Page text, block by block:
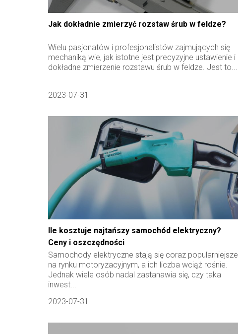
Jak dokładnie zmierzyć rozstaw śrub w feldze?
Wielu pasjonatów i profesjonalistów zajmujących się
mechaniką wie, jak istotne jest precyzyjne ustawienie i
dokładne zmierzenie rozstawu śrub w feldze. Jest to...
2023-07-31
Ile kosztuje najtańszy samochód elektryczny?
Ceny i oszczędności
Samochody elektryczne stają się coraz popularniejsze
na rynku motoryzacyjnym, a ich liczba wciąż rośnie.
Jednak wiele osób nadal zastanawia się, czy taka
inwest...
2023-07-31